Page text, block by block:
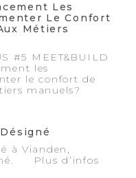
Les
Le Confort
Métiers
#5 MEET&BUILD
les
le confort de
manuels?
à Vianden,
Plus d’infos